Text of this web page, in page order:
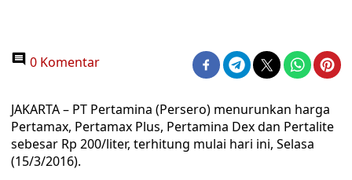
0 Komentar
JAKARTA – PT Pertamina (Persero) menurunkan harga
Pertamax, Pertamax Plus, Pertamina Dex dan Pertalite
sebesar Rp 200/liter, terhitung mulai hari ini, Selasa
(15/3/2016).